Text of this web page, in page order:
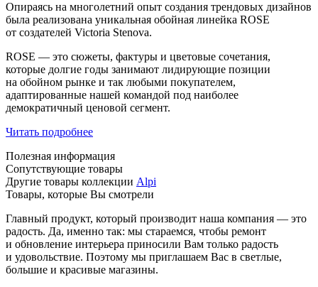
Опираясь на многолетний опыт создания трендовых дизайнов
была реализована уникальная обойная линейка ROSE
от создателей Victoria Stenova.
ROSE — это сюжеты, фактуры и цветовые сочетания,
которые долгие годы занимают лидирующие позиции
на обойном рынке и так любыми покупателем,
адаптированные нашей командой под наиболее
демократичный ценовой сегмент.
Читать подробнее
Полезная информация
Сопутствующие товары
Другие товары коллекции Alpi
Товары, которые Вы смотрели
Главный продукт, который производит наша компания — это
радость. Да, именно так: мы стараемся, чтобы ремонт
и обновление интерьера приносили Вам только радость
и удовольствие. Поэтому мы приглашаем Вас в светлые,
большие и красивые магазины.